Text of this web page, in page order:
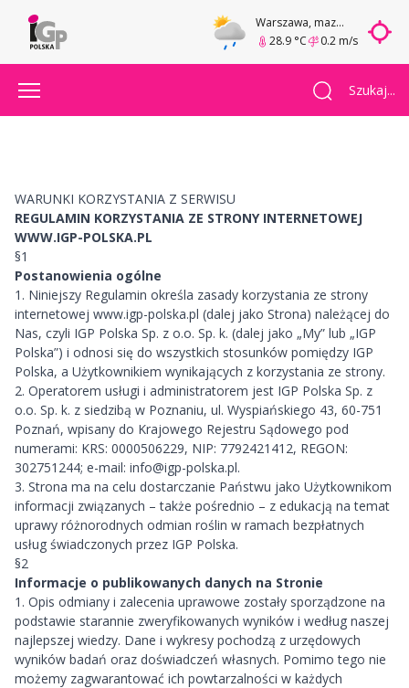
Warszawa, mazowieckie
28.9 °C
0.2 m/s
Szukaj...
WARUNKI KORZYSTANIA Z SERWISU
REGULAMIN KORZYSTANIA ZE STRONY INTERNETOWEJ
WWW.IGP-POLSKA.PL
§1
Postanowienia ogólne
1. Niniejszy Regulamin określa zasady korzystania ze strony
internetowej www.igp-polska.pl (dalej jako Strona) należącej do
Nas, czyli IGP Polska Sp. z o.o. Sp. k. (dalej jako „My” lub „IGP
Polska”) i odnosi się do wszystkich stosunków pomiędzy IGP
Polska, a Użytkownikiem wynikających z korzystania ze strony.
2. Operatorem usługi i administratorem jest IGP Polska Sp. z
o.o. Sp. k. z siedzibą w Poznaniu, ul. Wyspiańskiego 43, 60-751
Poznań, wpisany do Krajowego Rejestru Sądowego pod
numerami: KRS: 0000506229, NIP: 7792421412, REGON:
302751244; e-mail: info@igp-polska.pl.
3. Strona ma na celu dostarczanie Państwu jako Użytkownikom
informacji związanych – także pośrednio – z edukacją na temat
uprawy różnorodnych odmian roślin w ramach bezpłatnych
usług świadczonych przez IGP Polska.
§2
Informacje o publikowanych danych na Stronie
1. Opis odmiany i zalecenia uprawowe zostały sporządzone na
podstawie sta­rannie zweryfikowanych wyników i według naszej
najlepszej wiedzy. Dane i wykresy pochodzą z urzę­dowych
wyników badań oraz doświadczeń własnych. Pomimo tego nie
możemy zagwaran­tować ich powtarzalności w każdych